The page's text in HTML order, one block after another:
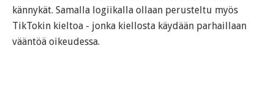
kännykät. Samalla logiikalla ollaan perusteltu myös
TikTokin kieltoa - jonka kiellosta käydään parhaillaan
vääntöä oikeudessa.